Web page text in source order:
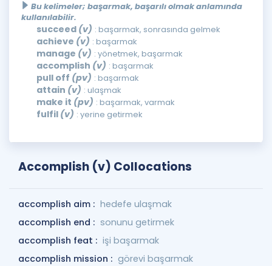
Bu kelimeler; başarmak, başarılı olmak anlamında
kullanılabilir.
succeed (v) : başarmak, sonrasında gelmek
achieve (v) : başarmak
manage (v) : yönetmek, başarmak
accomplish (v) : başarmak
pull off (pv) : başarmak
attain (v) : ulaşmak
make it (pv) : başarmak, varmak
fulfil (v) : yerine getirmek
Accomplish (v) Collocations
accomplish aim : hedefe ulaşmak
accomplish end : sonunu getirmek
accomplish feat : işi başarmak
accomplish mission : görevi başarmak